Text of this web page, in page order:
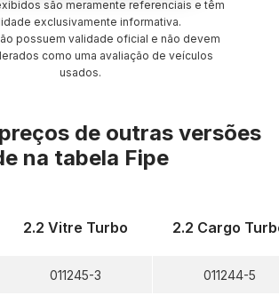
são meramente referenciais e têm
exclusivamente informativa.
possuem validade oficial e não devem
como uma avaliação de veículos
usados.
de outras versões
na tabela Fipe
2.2 Vitre Turbo
011245-3
2.2 Cargo
011244-5